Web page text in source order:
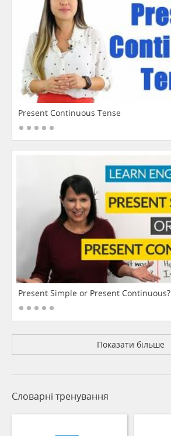
Present Continuous Tense
Present Simple or Present Continuous?
Показати більше
Словарні тренування